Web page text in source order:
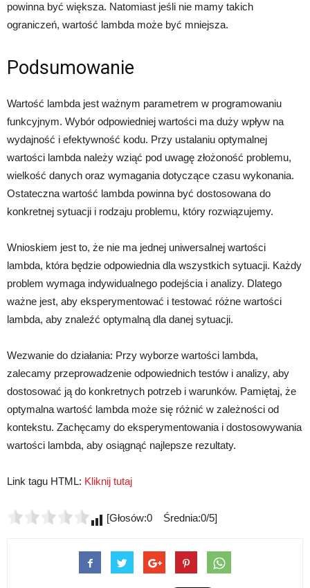
powinna być większa. Natomiast jeśli nie mamy takich
ograniczeń, wartość lambda może być mniejsza.
Podsumowanie
Wartość lambda jest ważnym parametrem w programowaniu
funkcyjnym. Wybór odpowiedniej wartości ma duży wpływ na
wydajność i efektywność kodu. Przy ustalaniu optymalnej
wartości lambda należy wziąć pod uwagę złożoność problemu,
wielkość danych oraz wymagania dotyczące czasu wykonania.
Ostateczna wartość lambda powinna być dostosowana do
konkretnej sytuacji i rodzaju problemu, który rozwiązujemy.
Wnioskiem jest to, że nie ma jednej uniwersalnej wartości
lambda, która będzie odpowiednia dla wszystkich sytuacji. Każdy
problem wymaga indywidualnego podejścia i analizy. Dlatego
ważne jest, aby eksperymentować i testować różne wartości
lambda, aby znaleźć optymalną dla danej sytuacji.
Wezwanie do działania: Przy wyborze wartości lambda,
zalecamy przeprowadzenie odpowiednich testów i analizy, aby
dostosować ją do konkretnych potrzeb i warunków. Pamiętaj, że
optymalna wartość lambda może się różnić w zależności od
kontekstu. Zachęcamy do eksperymentowania i dostosowywania
wartości lambda, aby osiągnąć najlepsze rezultaty.
Link tagu HTML: Kliknij tutaj
[Głosów:0 Średnia:0/5]